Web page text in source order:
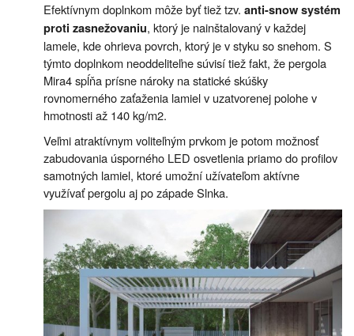
Efektívnym doplnkom môže byť tiež tzv. anti-snow systém
proti zasnežovaniu, ktorý je nainštalovaný v každej
lamele, kde ohrieva povrch, ktorý je v styku so snehom. S
týmto doplnkom neoddeliteľne súvisí tiež fakt, že pergola
Mira4 spĺňa prísne nároky na statické skúšky
rovnomerného zaťaženia lamiel v uzatvorenej polohe v
hmotnosti až 140 kg/m2.
Veľmi atraktívnym voliteľným prvkom je potom možnosť
zabudovania úsporného LED osvetlenia priamo do profilov
samotných lamiel, ktoré umožní užívateľom aktívne
využívať pergolu aj po západe Slnka.